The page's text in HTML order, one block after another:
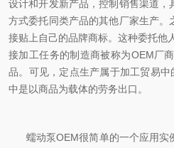
设计和开发新产品，控制销售渠道，
方式委托同类产品的其他厂家生产。
接贴上自己的品牌商标。这种委托他
接加工任务的制造商被称为OEM厂
品。可见，定点生产属于加工贸易
中是以商品为载体的劳务出口。
蠕动泵OEM很简单的一个应用实